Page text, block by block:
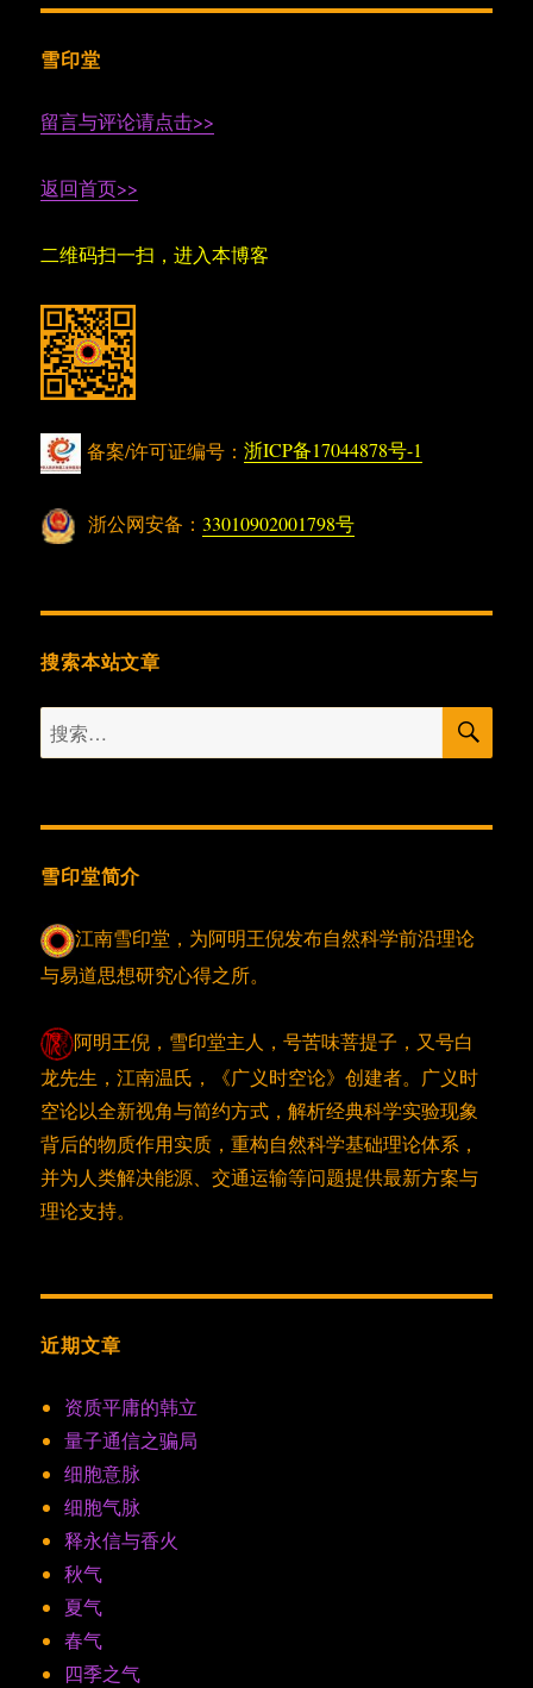
雪印堂
留言与评论请点击>>
返回首页>>
二维码扫一扫，进入本博客
备案/许可证编号：浙ICP备17044878号-1
浙公网安备：33010902001798号
搜索本站文章
搜
索：
搜
雪印堂简介
江南雪印堂，为阿明王倪发布自然科学前沿理论
与易道思想研究心得之所。
阿明王倪，雪印堂主人，号苦味菩提子，又号白
龙先生，江南温氏，《广义时空论》创建者。广义时
空论以全新视角与简约方式，解析经典科学实验现象
背后的物质作用实质，重构自然科学基础理论体系，
并为人类解决能源、交通运输等问题提供最新方案与
理论支持。
近期文章
资质平庸的韩立
量子通信之骗局
细胞意脉
细胞气脉
释永信与香火
秋气
夏气
春气
四季之气